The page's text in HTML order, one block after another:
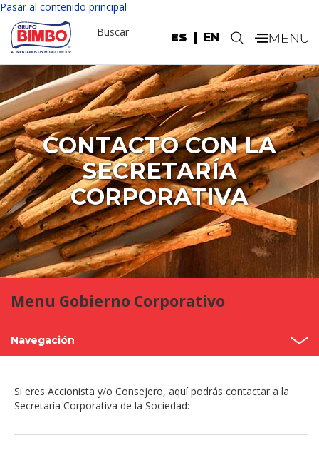
Pasar al contenido principal
ES EN
Buscar .
CONTACTO CON LA
SECRETARÍA
CORPORATIVA
Menu Gobierno Corporativo
Navegación
Estructura
Consejo de administración
Si eres Accionista y/o Consejero, aquí podrás contactar a la
Secretaría Corporativa de la Sociedad: